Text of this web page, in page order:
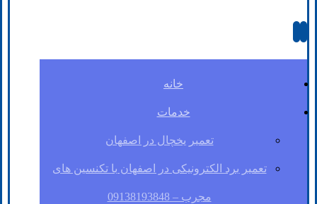
خانه
خدمات
تعمیر یخچال در اصفهان
تعمیر برد الکترونیکی در اصفهان با تکنسین های
مجرب – 09138193848